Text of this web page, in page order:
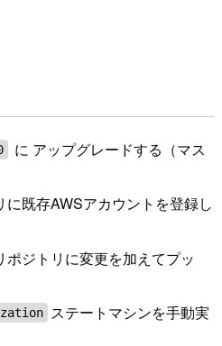
に アップグレードする（マス
既存AWSアカウントを登録し
ジトリに変更を加えてプッ
ステートマシンを手動実